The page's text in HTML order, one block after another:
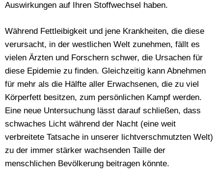
Auswirkungen auf Ihren Stoffwechsel haben.
Während Fettleibigkeit und jene Krankheiten, die diese
verursacht, in der westlichen Welt zunehmen, fällt es
vielen Ärzten und Forschern schwer, die Ursachen für
diese Epidemie zu finden. Gleichzeitig kann Abnehmen
für mehr als die Hälfte aller Erwachsenen, die zu viel
Körperfett besitzen, zum persönlichen Kampf werden.
Eine neue Untersuchung lässt darauf schließen, dass
schwaches Licht während der Nacht (eine weit
verbreitete Tatsache in unserer lichtverschmutzten Welt)
zu der immer stärker wachsenden Taille der
menschlichen Bevölkerung beitragen könnte.